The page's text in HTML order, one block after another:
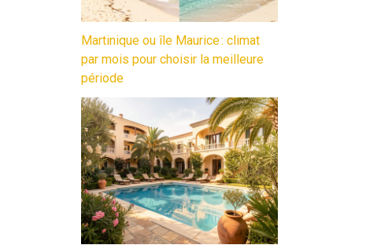
Martinique ou île Maurice : climat
par mois pour choisir la meilleure
période